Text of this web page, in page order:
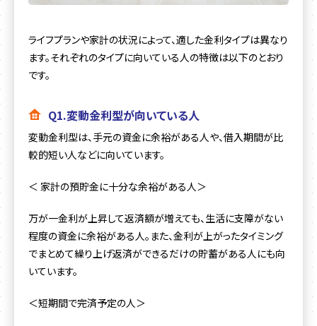
ライフプランや家計の状況によって、適した金利タイプは異なり
ます。それぞれのタイプに向いている人の特徴は以下のとおり
です。
Q1.変動金利型が向いている人
変動金利型は、手元の資金に余裕がある人や、借入期間が比
較的短い人などに向いています。
＜ 家計の預貯金に十分な余裕がある人＞
万が一金利が上昇して返済額が増えても、生活に支障がない
程度の資金に余裕がある人。また、金利が上がったタイミング
でまとめて繰り上げ返済ができるだけの貯蓄がある人にも向
いています。
＜短期間で完済予定の人＞